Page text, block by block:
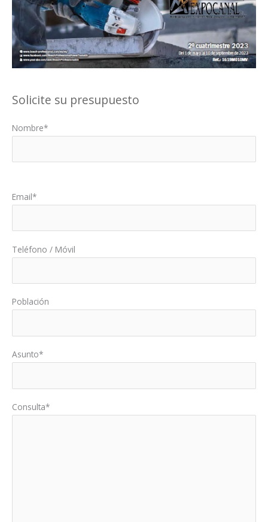
Solicite su presupuesto
Nombre*
Email*
Teléfono / Móvil
Población
Asunto*
Consulta*